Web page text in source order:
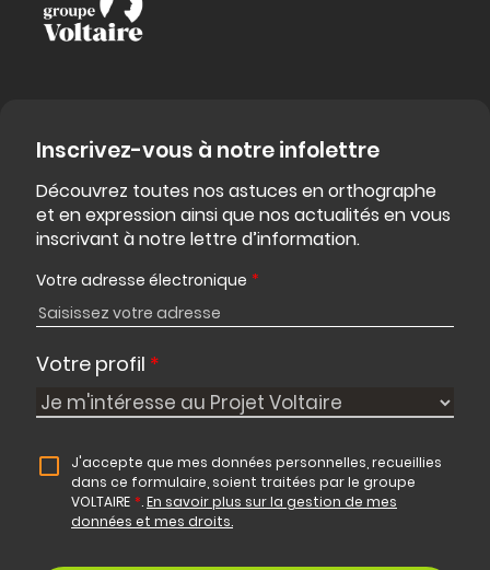
Inscrivez-vous à notre infolettre
Découvrez toutes nos astuces en orthographe
et en expression ainsi que nos actualités en vous
inscrivant à notre lettre d’information.
Votre adresse électronique *
Votre profil *
J'accepte que mes données personnelles, recueillies
dans ce formulaire, soient traitées par le groupe
VOLTAIRE *.En savoir plus sur la gestion de mes
données et mes droits.